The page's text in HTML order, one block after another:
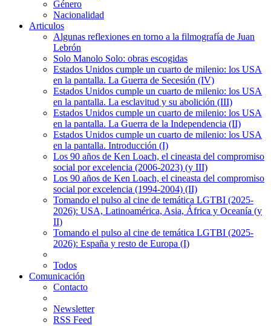
Género
Nacionalidad
Articulos
Algunas reflexiones en torno a la filmografía de Juan
Lebrón
Solo Manolo Solo: obras escogidas
Estados Unidos cumple un cuarto de milenio: los USA
en la pantalla. La Guerra de Secesión (IV)
Estados Unidos cumple un cuarto de milenio: los USA
en la pantalla. La esclavitud y su abolición (III)
Estados Unidos cumple un cuarto de milenio: los USA
en la pantalla. La Guerra de la Independencia (II)
Estados Unidos cumple un cuarto de milenio: los USA
en la pantalla. Introducción (I)
Los 90 años de Ken Loach, el cineasta del compromiso
social por excelencia (2006-2023) (y III)
Los 90 años de Ken Loach, el cineasta del compromiso
social por excelencia (1994-2004) (II)
Tomando el pulso al cine de temática LGTBI (2025-
2026): USA, Latinoamérica, Asia, África y Oceanía (y
II)
Tomando el pulso al cine de temática LGTBI (2025-
2026): España y resto de Europa (I)
Todos
Comunicación
Contacto
Newsletter
RSS Feed